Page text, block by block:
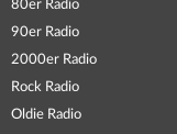
80er Radio
90er Radio
2000er Radio
Rock Radio
Oldie Radio